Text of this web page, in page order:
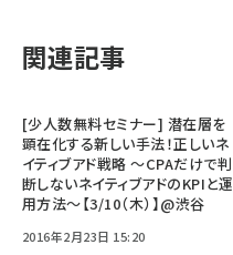
関連記事
[少人数無料セミナー] 潜在層を
顕在化する新しい手法！正しいネ
イティブアド戦略 ～CPAだけで判
断しないネイティブアドのKPIと運
用方法～【3/10（木）】@渋谷
2016年2月23日 15:20